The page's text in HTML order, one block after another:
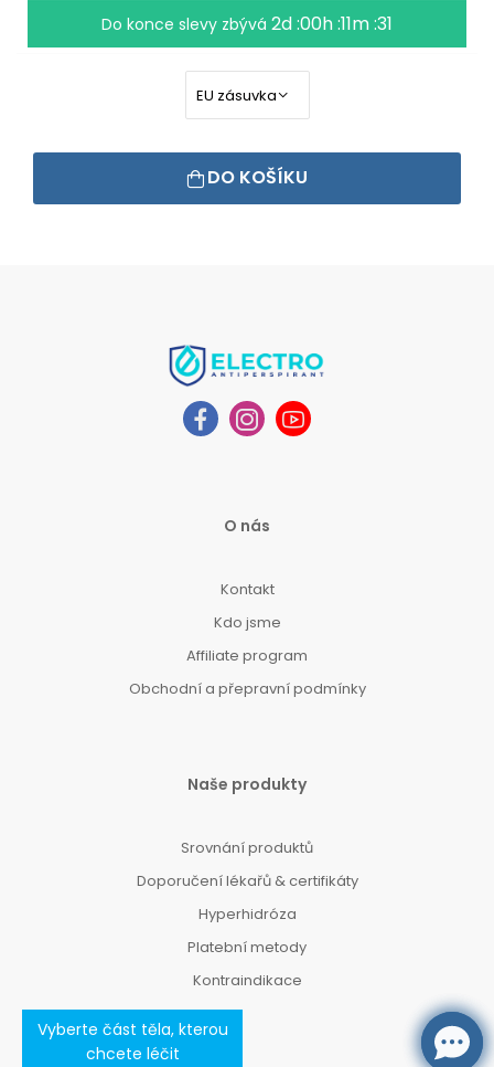
Vyberte část těla, kterou
chcete léčit
Do konce slevy zbývá 2d :00h :11m :30
DO KOŠÍKU
O nás
Kontakt
Kdo jsme
Affiliate program
Obchodní a přepravní podmínky
Naše produkty
Srovnání produktů
Doporučení lékařů & certifikáty
Hyperhidróza
Platební metody
Kontraindikace